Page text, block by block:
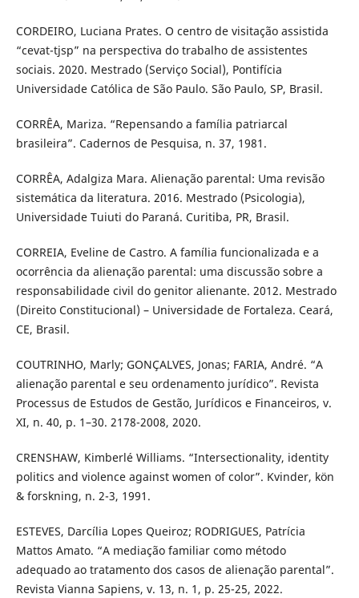
CORDEIRO, Luciana Prates. O centro de visitação assistida
“cevat-tjsp” na perspectiva do trabalho de assistentes
sociais. 2020. Mestrado (Serviço Social), Pontifícia
Universidade Católica de São Paulo. São Paulo, SP, Brasil.
CORRÊA, Mariza. “Repensando a família patriarcal
brasileira”. Cadernos de Pesquisa, n. 37, 1981.
CORRÊA, Adalgiza Mara. Alienação parental: Uma revisão
sistemática da literatura. 2016. Mestrado (Psicologia),
Universidade Tuiuti do Paraná. Curitiba, PR, Brasil.
CORREIA, Eveline de Castro. A família funcionalizada e a
ocorrência da alienação parental: uma discussão sobre a
responsabilidade civil do genitor alienante. 2012. Mestrado
(Direito Constitucional) – Universidade de Fortaleza. Ceará,
CE, Brasil.
COUTRINHO, Marly; GONÇALVES, Jonas; FARIA, André. “A
alienação parental e seu ordenamento jurídico”. Revista
Processus de Estudos de Gestão, Jurídicos e Financeiros, v.
XI, n. 40, p. 1–30. 2178-2008, 2020.
CRENSHAW, Kimberlé Williams. “Intersectionality, identity
politics and violence against women of color”. Kvinder, kön
& forskning, n. 2-3, 1991.
ESTEVES, Darcília Lopes Queiroz; RODRIGUES, Patrícia
Mattos Amato. “A mediação familiar como método
adequado ao tratamento dos casos de alienação parental”.
Revista Vianna Sapiens, v. 13, n. 1, p. 25-25, 2022.